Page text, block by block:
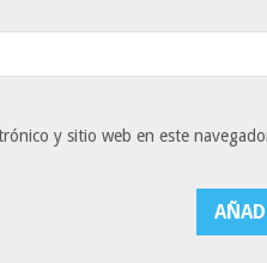
y sitio web en este